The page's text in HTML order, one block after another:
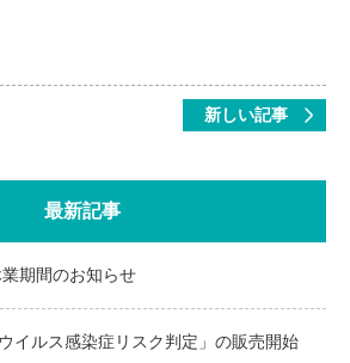
新しい記事
最新記事
期間のお知らせ
イルス感染症リスク判定」の販売開始